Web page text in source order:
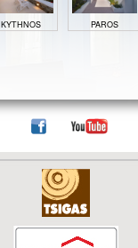
KYTHNOS PAROS